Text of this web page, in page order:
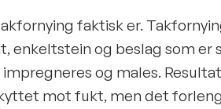
faktisk er.
enkeltstein og beslag som er
og males.
mot fukt, men det